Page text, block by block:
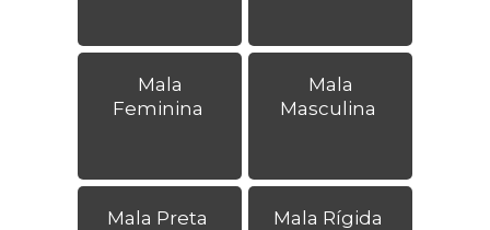
Mala
Feminina
Mala
Masculina
Mala Preta Mala Rígida